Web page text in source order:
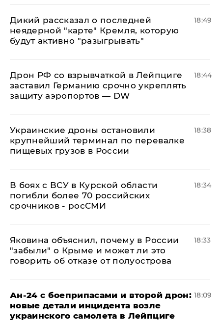
Дикий рассказал о последней
неядерной "карте" Кремля, которую
будут активно "разыгрывать"
18:49
​Дрон РФ со взрывчаткой в Лейпциге
заставил Германию срочно укреплять
защиту аэропортов — DW
18:44
Украинские дроны остановили
крупнейший терминал по перевалке
пищевых грузов в России
18:38
В боях с ВСУ в Курской области
погибли более 70 российских
срочников - росСМИ
18:34
Яковина объяснил, почему в России
"забыли" о Крыме и может ли это
говорить об отказе от полуострова
18:33
Ан-24 с боеприпасами и второй дрон:
новые детали инцидента возле
украинского самолета в Лейпциге
18:09